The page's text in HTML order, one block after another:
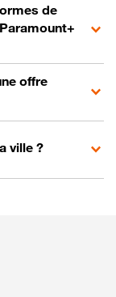
de
offre
ville ?